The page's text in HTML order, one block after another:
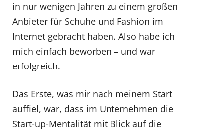
in nur wenigen Jahren zu einem großen
Anbieter für Schuhe und Fashion im
Internet gebracht haben. Also habe ich
mich einfach beworben – und war
erfolgreich.
Das Erste, was mir nach meinem Start
auffiel, war, dass im Unternehmen die
Start-up-Mentalität mit Blick auf die